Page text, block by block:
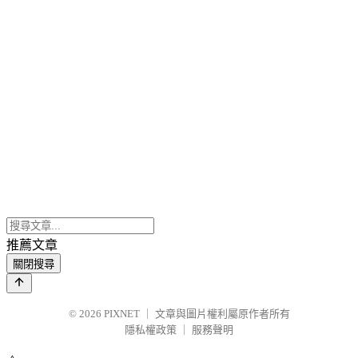
推薦文章
關閉搜尋
© 2026 PIXNET
文章與圖片權利屬原作者所有
隱私權政策
服務聲明